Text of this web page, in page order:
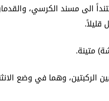
الى مسند الكرسي،
متينة.
الركبتين، وهما في وضع